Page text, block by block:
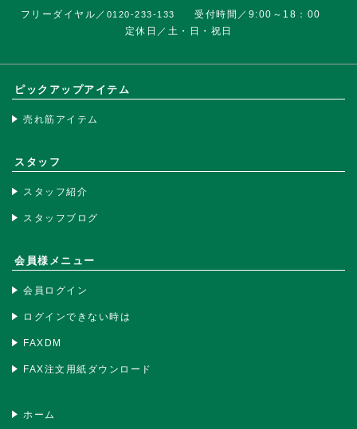
フリーダイヤル／ 0120-233-133
受付時間／9:00～18：00
定休日／土・日・祝日
ピックアップアイテム
売れ筋アイテム
スタッフ
スタッフ紹介
スタッフブログ
会員様メニュー
会員ログイン
ログインできない時は
FAXDM
FAX注文用紙ダウンロード
ホーム